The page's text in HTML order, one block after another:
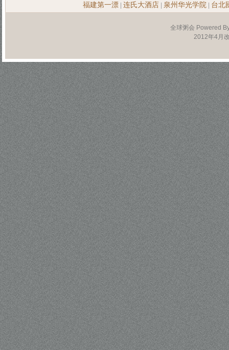
福建第一漂 连氏大酒店 泉州华光学院 台北
全球粥会 Powered
2012年4月